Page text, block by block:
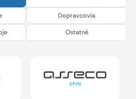
Dopravcovia
Ostatné